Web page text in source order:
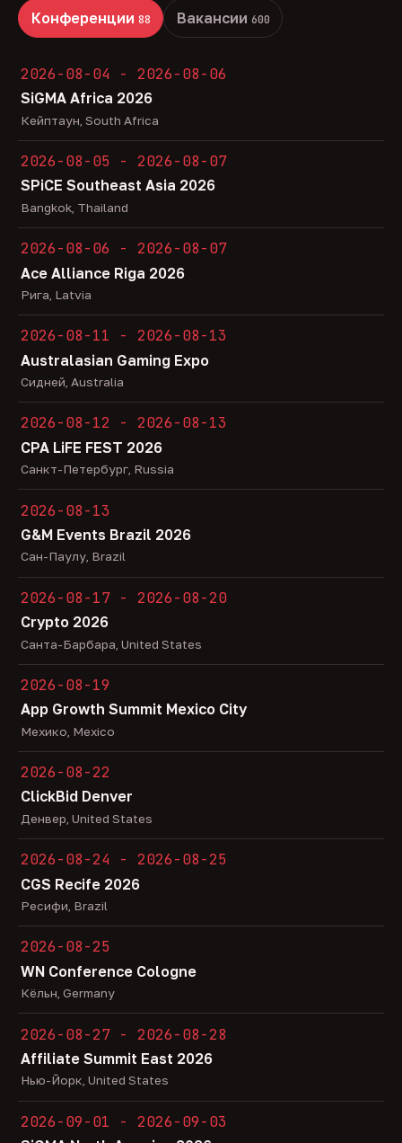
Конференции 88 Вакансии 600
2026-08-04 - 2026-08-06
SiGMA Africa 2026
Кейптаун, South Africa
2026-08-05 - 2026-08-07
SPiCE Southeast Asia 2026
Bangkok, Thailand
2026-08-06 - 2026-08-07
Ace Alliance Riga 2026
Рига, Latvia
2026-08-11 - 2026-08-13
Australasian Gaming Expo
Сидней, Australia
2026-08-12 - 2026-08-13
CPA LiFE FEST 2026
Санкт-Петербург, Russia
2026-08-13
G&M Events Brazil 2026
Сан-Паулу, Brazil
2026-08-17 - 2026-08-20
Crypto 2026
Санта-Барбара, United States
2026-08-19
App Growth Summit Mexico City
Мехико, Mexico
2026-08-22
ClickBid Denver
Денвер, United States
2026-08-24 - 2026-08-25
CGS Recife 2026
Ресифи, Brazil
2026-08-25
WN Conference Cologne
Кёльн, Germany
2026-08-27 - 2026-08-28
Affiliate Summit East 2026
Нью-Йорк, United States
2026-09-01 - 2026-09-03